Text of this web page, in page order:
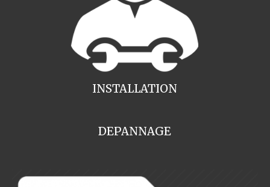
INSTALLATION
DEPANNAGE